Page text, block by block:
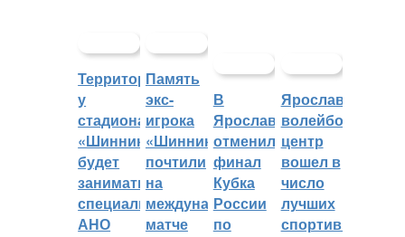
Территорией
у
стадиона
«Шинник»
будет
заниматься
специальное
АНО
Память
экс-
игрока
«Шинника»
почтили
на
международном
матче
В
Ярославле
отменили
финал
Кубка
России
по
Ярославский
волейбольный
центр
вошел в
число
лучших
спортивных